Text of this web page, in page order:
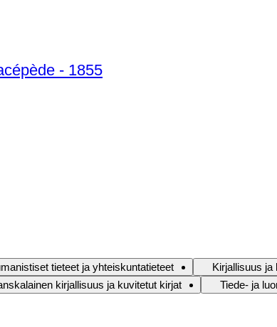
- 1855
tieteet ja yhteiskuntatieteet
Kirjallisuus ja
kirjallisuus ja kuvitetut kirjat
Tiede- ja